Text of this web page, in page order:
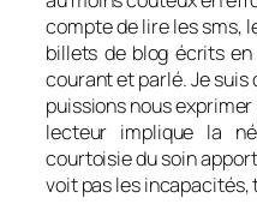
compte de lire les sms,
billets de blog écrits
courant et parlé. Je suis
puissions nous
lecteur implique la
courtoisie du soin
voit pas les